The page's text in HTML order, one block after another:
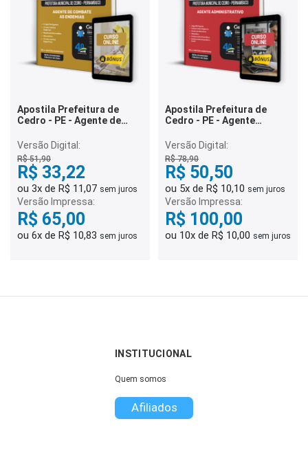
Apostila Prefeitura de
Cedro - PE - Agente de
Versão Digital:
R$ 51,90
R$ 33,22
ou 3x de R$ 11,07 sem juros
Versão Impressa:
R$ 65,00
ou 6x de R$ 10,83 sem juros
Apostila Prefeitura de
Cedro - PE - Agente
Versão Digital:
R$ 78,90
R$ 50,50
ou 5x de R$ 10,10 sem juros
Versão Impressa:
R$ 100,00
ou 10x de R$ 10,00 sem juros
INSTITUCIONAL
Quem somos
Afiliados